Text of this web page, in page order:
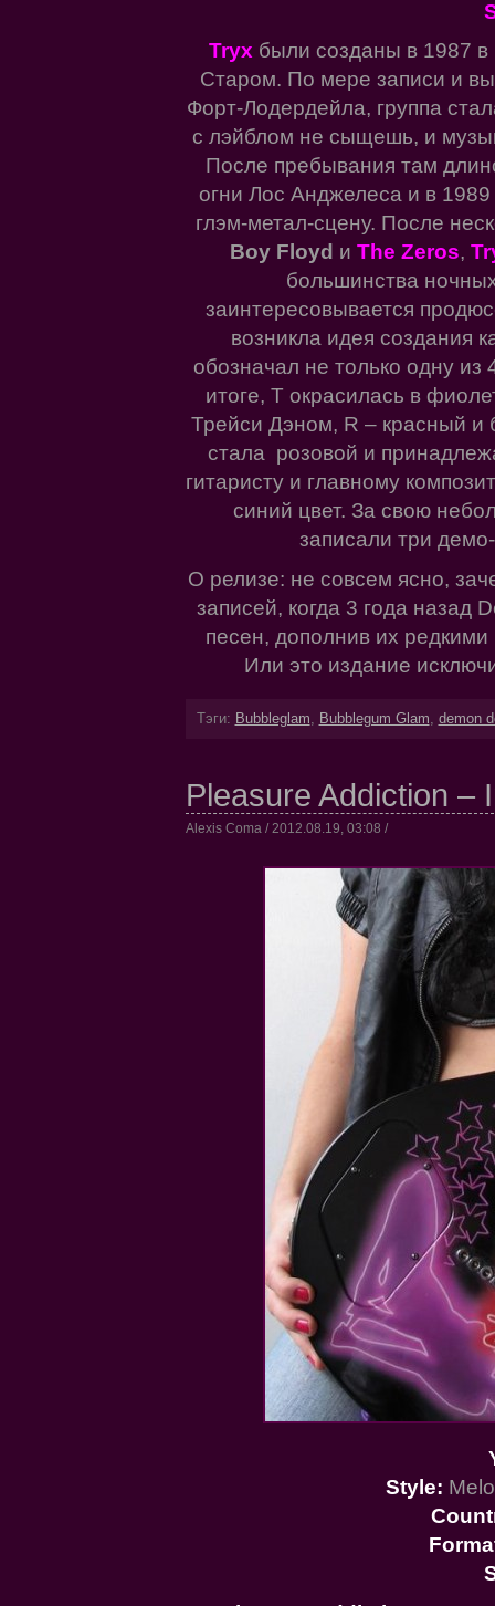
Tryx были созданы в 1987
Старом. По мере записи и
Форт-Лодердейла, группа
с лэйблом не сыщешь, и
После пребывания там
огни Лос Анджелеса и в
глэм-метал-сцену. После
Boy Floyd и The Zeros,
большинства
заинтересовывается
возникла идея создания
обозначал не только одну из
итоге, T окрасилась в
Трейси Дэном, R – красный и
стала розовой и
гитаристу и главному
синий цвет. За свою
записали три демо-
О релизе: не совсем ясно,
записей, когда 3 года назад
песен, дополнив их
Или это издание
Тэги: Bubbleglam, Bubblegum Glam, demon
Pleasure Addiction –
Alexis Coma / 2012.08.19, 03:08 /
Style: